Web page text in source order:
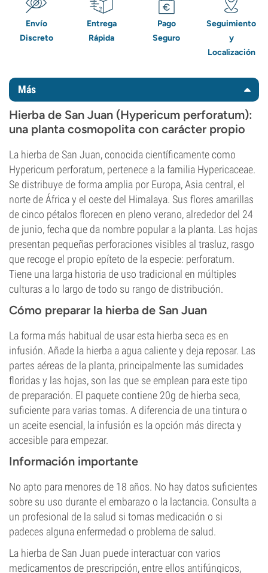
Envío
Discreto
Entrega
Rápida
Pago
Seguro
Seguimiento
y
Localización
Más
Hierba de San Juan (Hypericum perforatum):
una planta cosmopolita con carácter propio
La hierba de San Juan, conocida científicamente como
Hypericum perforatum, pertenece a la familia Hypericaceae.
Se distribuye de forma amplia por Europa, Asia central, el
norte de África y el oeste del Himalaya. Sus flores amarillas
de cinco pétalos florecen en pleno verano, alrededor del 24
de junio, fecha que da nombre popular a la planta. Las hojas
presentan pequeñas perforaciones visibles al trasluz, rasgo
que recoge el propio epíteto de la especie: perforatum.
Tiene una larga historia de uso tradicional en múltiples
culturas a lo largo de todo su rango de distribución.
Cómo preparar la hierba de San Juan
La forma más habitual de usar esta hierba seca es en
infusión. Añade la hierba a agua caliente y deja reposar. Las
partes aéreas de la planta, principalmente las sumidades
floridas y las hojas, son las que se emplean para este tipo
de preparación. El paquete contiene 20g de hierba seca,
suficiente para varias tomas. A diferencia de una tintura o
un aceite esencial, la infusión es la opción más directa y
accesible para empezar.
Información importante
No apto para menores de 18 años. No hay datos suficientes
sobre su uso durante el embarazo o la lactancia. Consulta a
un profesional de la salud si tomas medicación o si
padeces alguna enfermedad o problema de salud.
La hierba de San Juan puede interactuar con varios
medicamentos de prescripción, entre ellos antifúngicos,